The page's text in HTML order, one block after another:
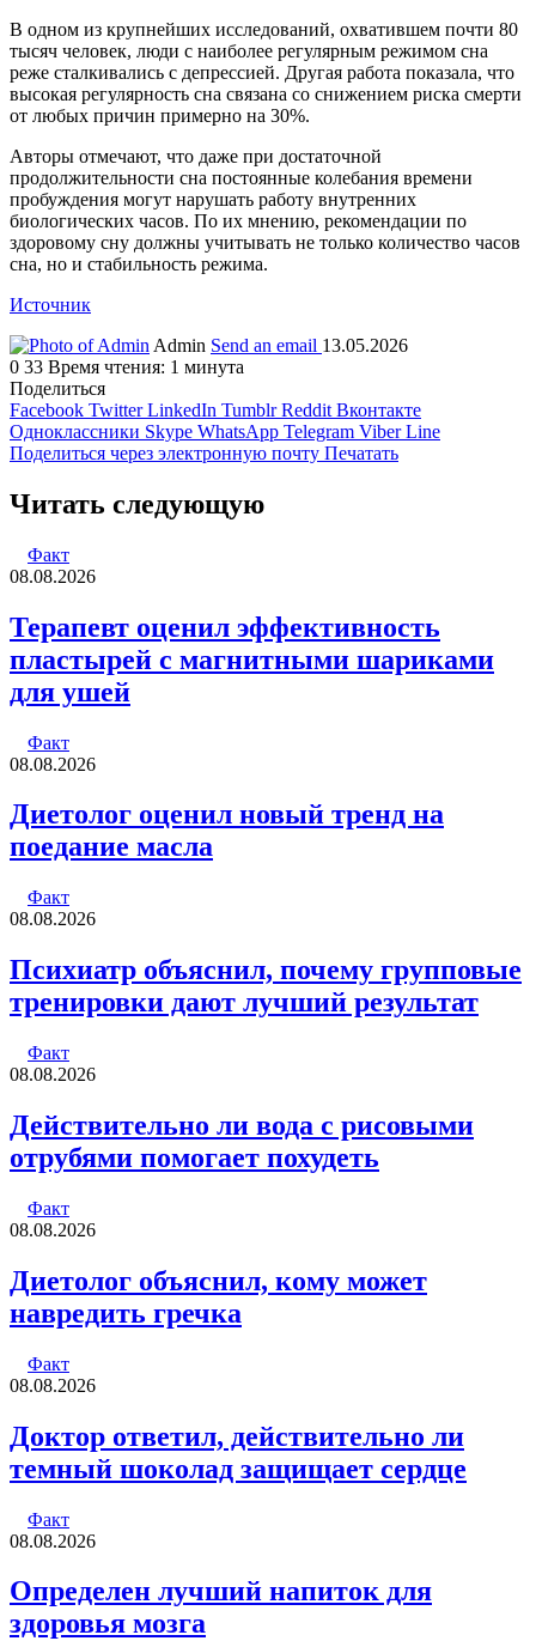
В одном из крупнейших исследований, охватившем почти 80
тысяч человек, люди с наиболее регулярным режимом сна
реже сталкивались с депрессией. Другая работа показала, что
высокая регулярность сна связана со снижением риска смерти
от любых причин примерно на 30%.
Авторы отмечают, что даже при достаточной
продолжительности сна постоянные колебания времени
пробуждения могут нарушать работу внутренних
биологических часов. По их мнению, рекомендации по
здоровому сну должны учитывать не только количество часов
сна, но и стабильность режима.
Источник
Admin Send an email 13.05.2026
0 33 Время чтения: 1 минута
Поделиться
Facebook Twitter LinkedIn Tumblr Reddit Вконтакте
Одноклассники Skype WhatsApp Telegram Viber Line
Поделиться через электронную почту Печатать
Читать следующую
Факт
08.08.2026
Терапевт оценил эффективность
пластырей с магнитными шариками
для ушей
Факт
08.08.2026
Диетолог оценил новый тренд на
поедание масла
Факт
08.08.2026
Психиатр объяснил, почему групповые
тренировки дают лучший результат
Факт
08.08.2026
Действительно ли вода с рисовыми
отрубями помогает похудеть
Факт
08.08.2026
Диетолог объяснил, кому может
навредить гречка
Факт
08.08.2026
Доктор ответил, действительно ли
темный шоколад защищает сердце
Факт
08.08.2026
Определен лучший напиток для
здоровья мозга